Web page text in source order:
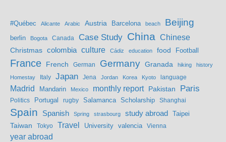
#Québec Alicante Arabic Austria Barcelona beach Beijing
berlin Bogota Canada Case Study China Chinese
Christmas colombia culture Cádiz education food Football
France French German Germany Granada hiking history
Homestay Italy Japan Jena Jordan Korea Kyoto language
Madrid Mandarin Mexico monthly report Pakistan Paris
Politics Portugal rugby Salamanca Scholarship Shanghai
Spain Spanish Spring strasbourg study abroad Taipei
Taiwan
Tokyo Travel University valencia Vienna
year abroad